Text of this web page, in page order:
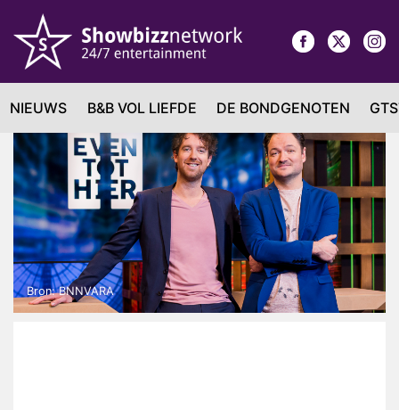
NIEUWS B&B VOL LIEFDE DE BONDGENOTEN
Bron: BNNVARA